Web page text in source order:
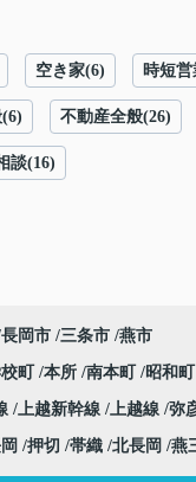
空き家(6) 時短
不動産全般(26)
談(16)
長岡市 三条市 燕市
町 本所 南本町 昭和町
上越新幹線 上越線 弥
押切 帯織 北長岡 燕